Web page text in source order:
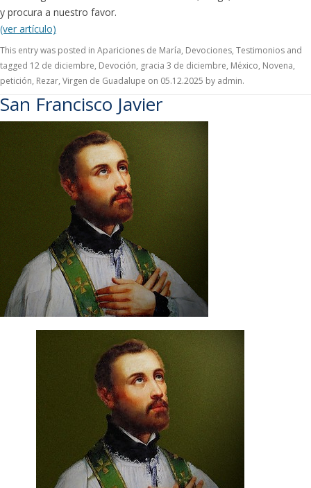
y procura a nuestro favor.
(ver artículo)
This entry was posted in Apariciones de María, Devociones, Testimonios and
tagged 12 de diciembre, Devoción, gracia 3 de diciembre, México, Novena,
petición, Rezar, Virgen de Guadalupe on 05.12.2025 by admin.
San Francisco Javier